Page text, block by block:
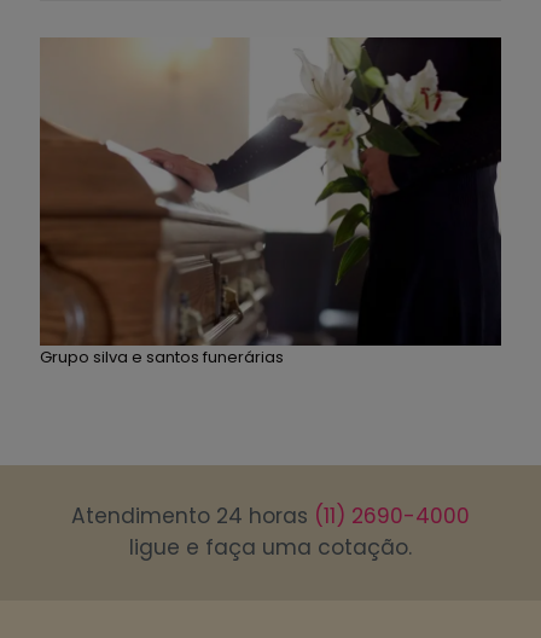
Grupo silva e santos funerárias
Atendimento 24 horas (11) 2690-4000
ligue e faça uma cotação.